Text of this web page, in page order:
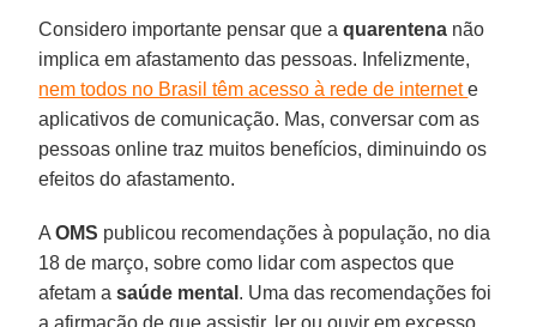
Considero importante pensar que aquarentena não
implica em afastamento das pessoas. Infelizmente,
nem todos no Brasil têm acesso à rede de internete
aplicativos de comunicação. Mas, conversar com as
pessoas online traz muitos benefícios, diminuindo os
efeitos do afastamento.
AOMS publicou recomendações à população, no dia
18 de março, sobre como lidar com aspectos que
afetam asaúde mental . Uma das recomendações foi
a afirmação de que assistir, ler ou ouvir em excesso